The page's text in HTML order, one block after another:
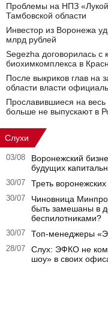
Проблемы на НПЗ
Тамбовской области
Инвестор из Воронежа
млрд рублей
Segezha договорилась с
биохимкомплекса в
После выкриков глав на
области власти
Прославившиеся на
больше не выпускают в
Слухи
03/08
Воронежский
будущих
30/07 Треть
30/07
Чиновница
быть замешаны в
беспилотниками?
30/07 Топ-менеджеры
28/07
Слух: ЭФКО не
шоу» в своих